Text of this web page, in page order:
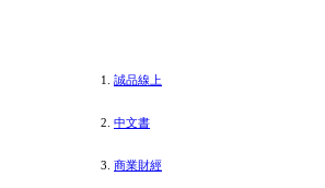
誠品線上
中文書
商業財經